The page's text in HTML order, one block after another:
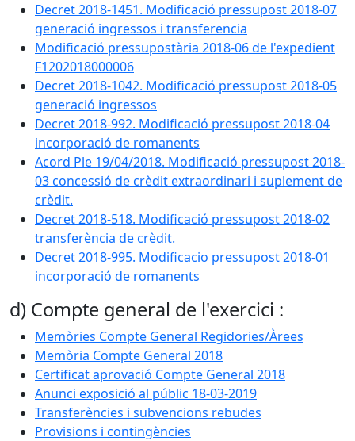
Decret 2018-1451. Modificació pressupost 2018-07
generació ingressos i transferencia
Modificació pressupostària 2018-06 de l'expedient
F1202018000006
Decret 2018-1042. Modificació pressupost 2018-05
generació ingressos
Decret 2018-992. Modificació pressupost 2018-04
incorporació de romanents
Acord Ple 19/04/2018. Modificació pressupost 2018-
03 concessió de crèdit extraordinari i suplement de
crèdit.
Decret 2018-518. Modificació pressupost 2018-02
transferència de crèdit.
Decret 2018-995. Modificacio pressupost 2018-01
incorporació de romanents
d) Compte general de l'exercici :
Memòries Compte General Regidories/Àrees
Memòria Compte General 2018
Certificat aprovació Compte General 2018
Anunci exposició al públic 18-03-2019
Transferències i subvencions rebudes
Provisions i contingències